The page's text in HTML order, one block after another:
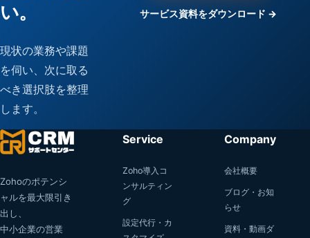
い。
現状の業務や課題
を伺い、次に取る
べき選択肢を整理
します。
サービス資料をダウンロード →
Zohoのポテンシ
ャルを最大限引き
出し、
中小企業の営業
Service
Zoho導入コ
ンサルティン
グ
設定代行・カ
Company
会社概要
ブログ・お知
らせ
資料・動画ダ